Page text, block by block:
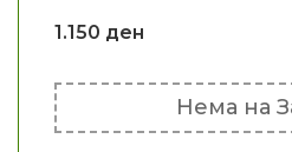
1.150 ден
Нема на